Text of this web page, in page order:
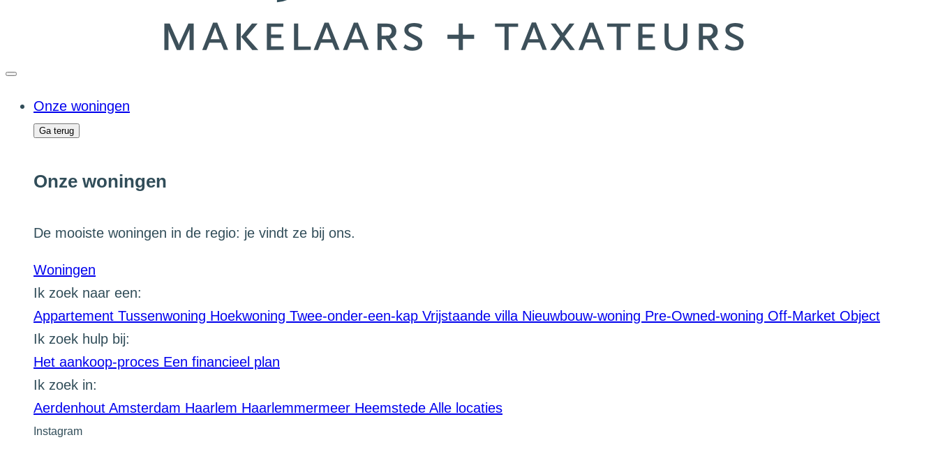
Onze woningen
Ga terug
Onze woningen
De mooiste woningen in de regio: je vindt ze bij ons.
Woningen
Ik zoek naar een:
Appartement Tussenwoning Hoekwoning Twee-onder-een-kap Vrijstaande villa Nieuwbouw-woning Pre-Owned-woning Off-Market Object
Ik zoek hulp bij:
Het aankoop-proces Een financieel plan
Ik zoek in:
Aerdenhout Amsterdam Haarlem Haarlemmermeer Heemstede Alle locaties
Instagram